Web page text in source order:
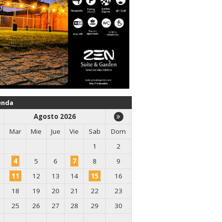
Agosto 2026
Mar
Mie Jue Vie Sab
Dom
1
2
4
5 6 7 8
9
11
12 13 14 15
16
18
19 20 21 22
23
25
26 27 28 29 30